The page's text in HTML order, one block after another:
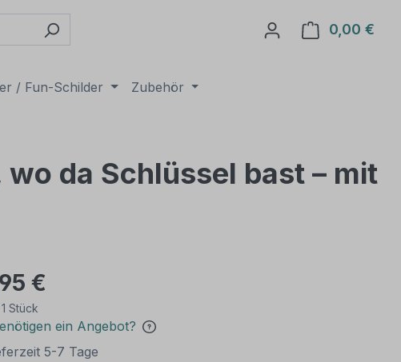
0,00 €
/ Fun-Schilder Zubehör
da Schlüssel bast – mit
€
1 Stück
ein Angebot?
5-7 Tage